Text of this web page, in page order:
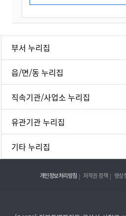
부서 누리집
읍/면/동 누리집
직속기관/사업소 누리집
유관기관 누리집
기타 누리집
개인정보처리방침 저작권 정책 영상